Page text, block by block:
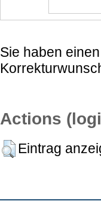
Sie haben
Actions
Eintrag